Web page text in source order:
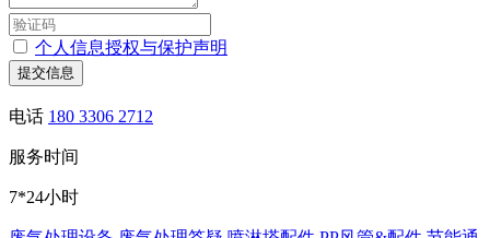
个人信息授权与保护声明
提交信息
电话 180 3306 2712
服务时间
7*24小时